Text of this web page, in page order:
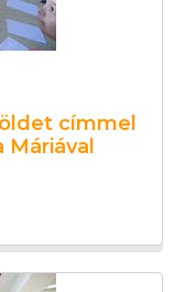
címmel
Máriával